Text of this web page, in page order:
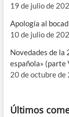
19 de julio de
Apología al
10 de julio de
Novedades de la
española» (parte
20 de octubre de
Últimos